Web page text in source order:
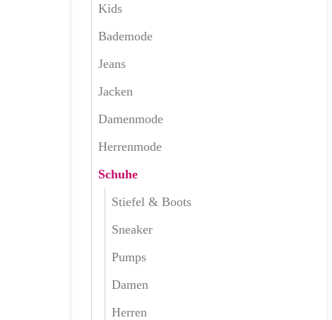
Kids
Bademode
Jeans
Jacken
Damenmode
Herrenmode
Schuhe
Stiefel & Boots
Sneaker
Pumps
Damen
Herren